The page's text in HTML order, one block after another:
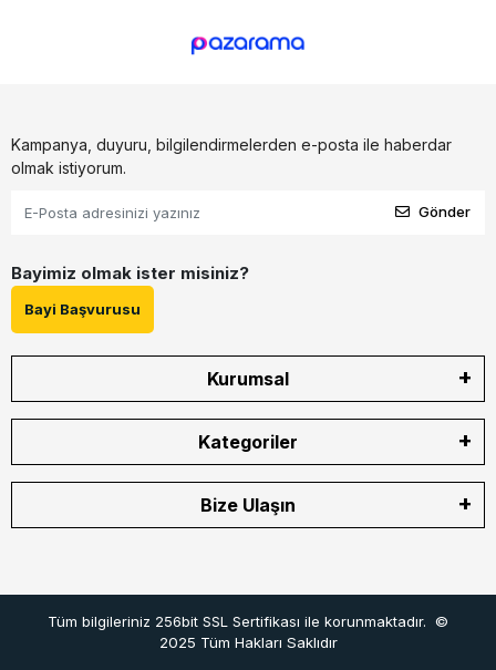
Kampanya, duyuru, bilgilendirmelerden e-posta ile haberdar
olmak istiyorum.
Gönder
Bayimiz olmak ister misiniz?
Bayi Başvurusu
Kurumsal
Kategoriler
Bize Ulaşın
Tüm bilgileriniz 256bit SSL Sertifikası ile korunmaktadır. ©
2025 Tüm Hakları Saklıdır